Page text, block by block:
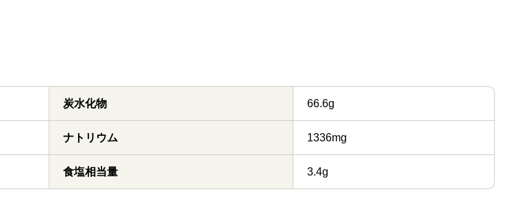
炭水化物 66.6g
ナトリウム 1336mg
食塩相当量 3.4g